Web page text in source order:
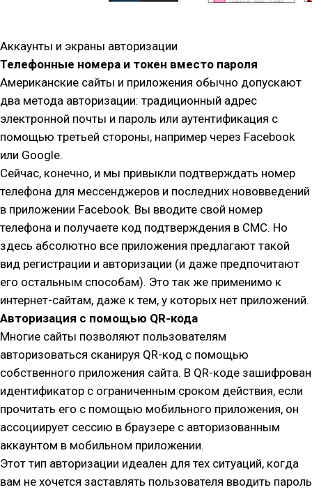
Аккаунты и экраны авторизации
Телефонные номера и токен вместо пароля
Американские сайты и приложения обычно допускают
два метода авторизации: традиционный адрес
электронной почты и пароль или аутентификация с
помощью третьей стороны, например через Facebook
или Google.
Сейчас, конечно, и мы привыкли подтверждать номер
телефона для мессенджеров и последних нововведений
в приложении Facebook. Вы вводите свой номер
телефона и получаете код подтверждения в СМС. Но
здесь абсолютно все приложения предлагают такой
вид регистрации и авторизации (и даже предпочитают
его остальным способам). Это так же применимо к
интернет-сайтам, даже к тем, у которых нет приложений.
Авторизация с помощью QR-кода
Многие сайты позволяют пользователям
авторизоваться сканируя QR-код с помощью
собственного приложения сайта. В QR-коде зашифрован
идентификатор с ограниченным сроком действия, если
прочитать его с помощью мобильного приложения, он
ассоциирует сессию в браузере с авторизованным
аккаунтом в мобильном приложении.
Этот тип авторизации идеален для тех ситуаций, когда
вам не хочется заставлять пользователя вводить пароль